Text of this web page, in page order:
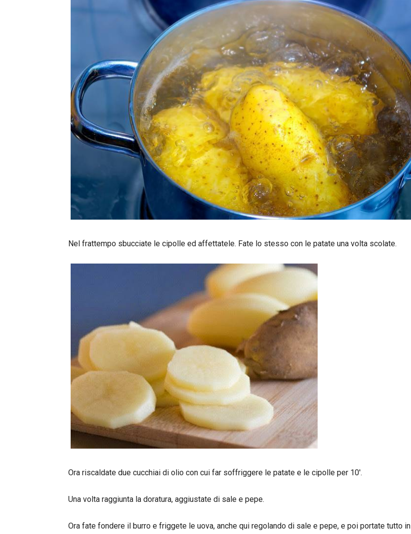
Nel frattempo sbucciate le cipolle ed affettatele. Fate lo stesso con le patate una volta scolate.
Ora riscaldate due cucchiai di olio con cui far soffriggere le patate e le cipolle per 10′.
Una volta raggiunta la doratura, aggiustate di sale e pepe.
Ora fate fondere il burro e friggete le uova, anche qui regolando di sale e pepe, e poi portate tutto in